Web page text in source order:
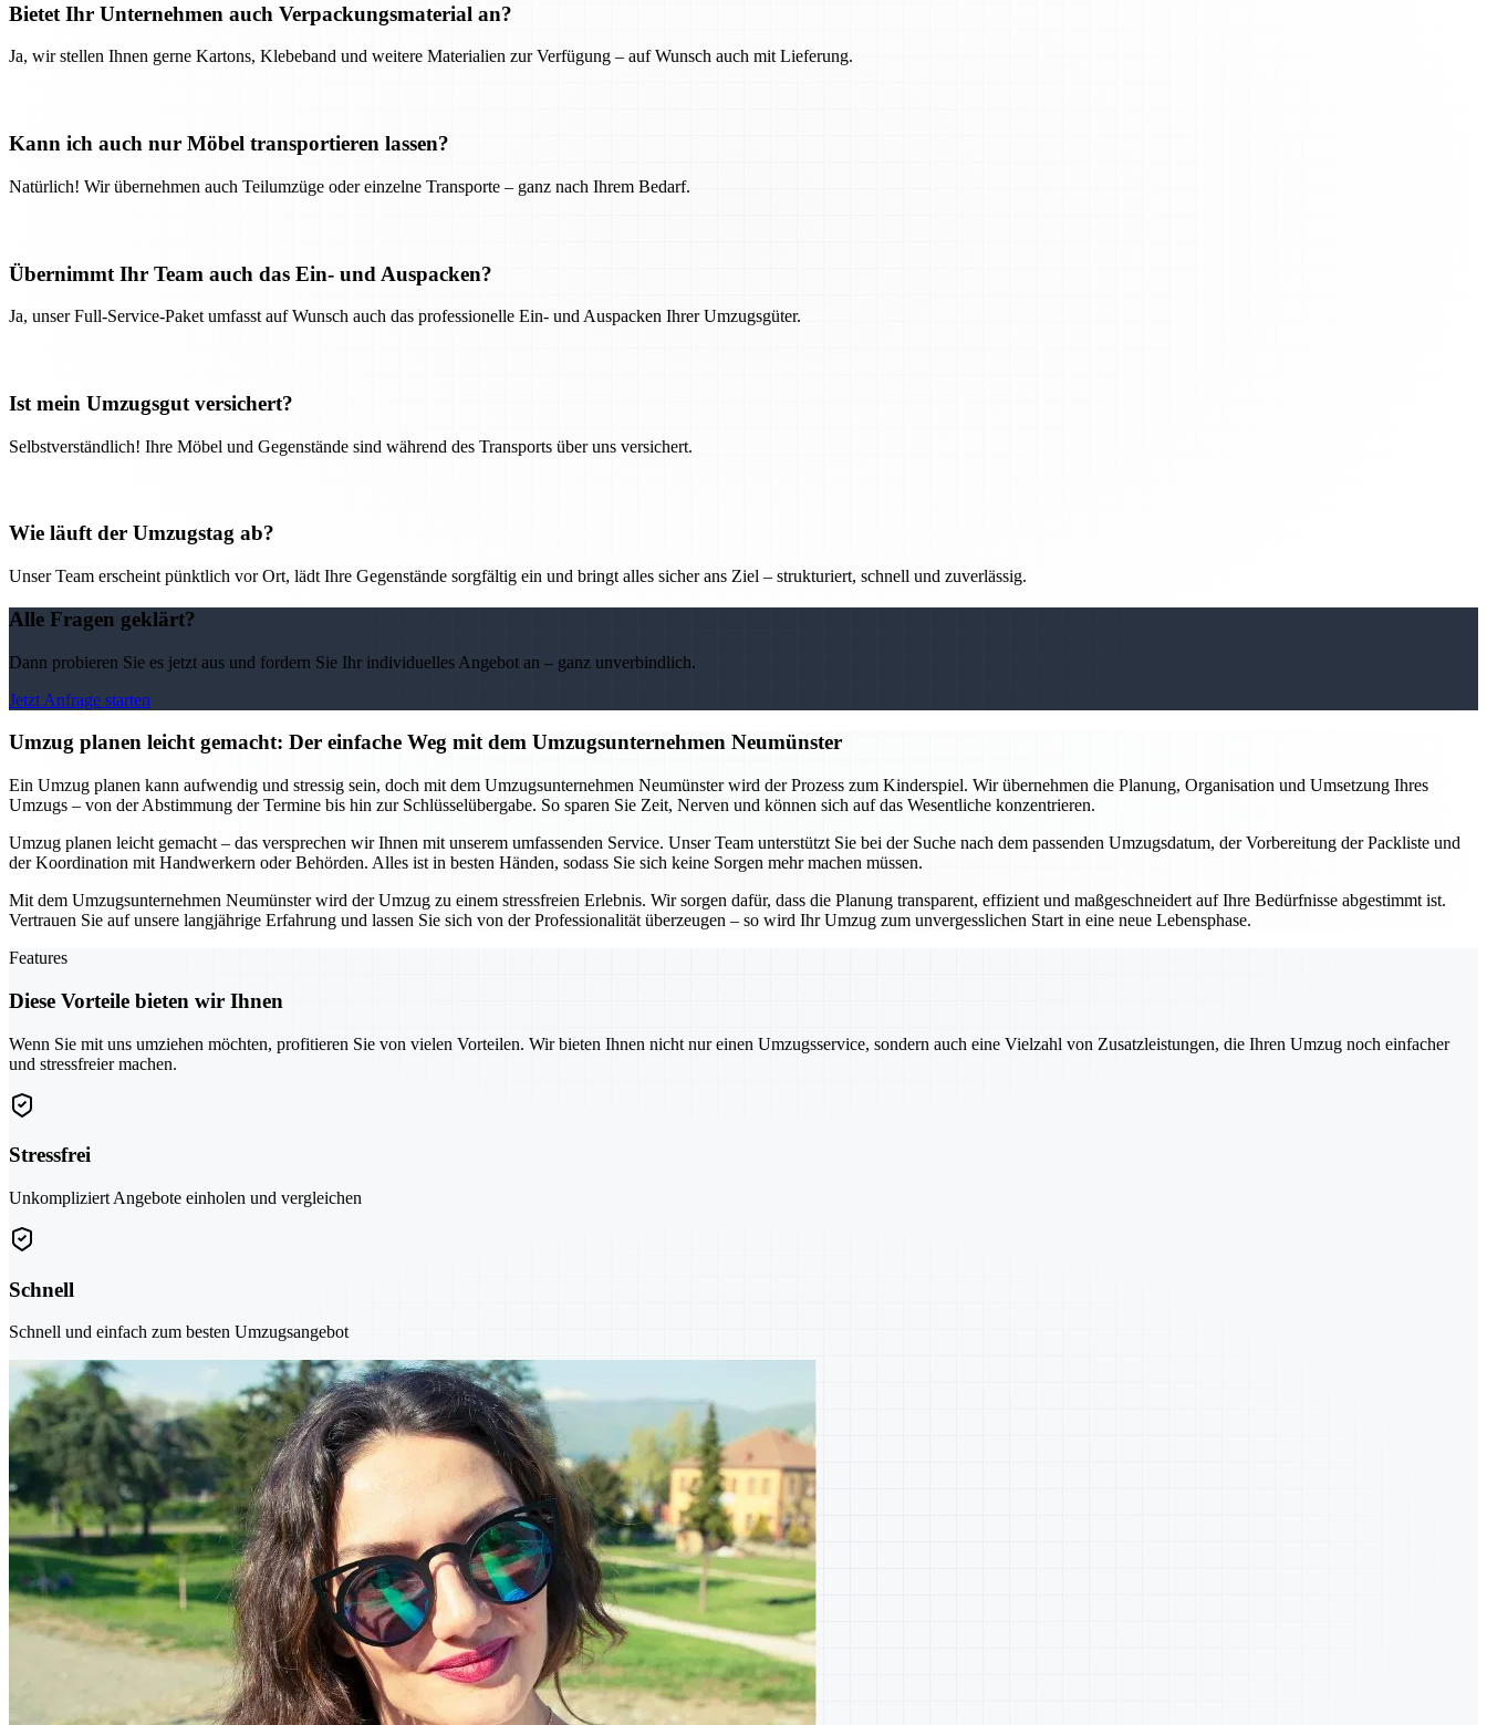
Bietet Ihr Unternehmen auch Verpackungsmaterial an?
Ja, wir stellen Ihnen gerne Kartons, Klebeband und weitere Materialien zur Verfügung – auf Wunsch auch mit Lieferung.
Kann ich auch nur Möbel transportieren lassen?
Natürlich! Wir übernehmen auch Teilumzüge oder einzelne Transporte – ganz nach Ihrem Bedarf.
Übernimmt Ihr Team auch das Ein- und Auspacken?
Ja, unser Full-Service-Paket umfasst auf Wunsch auch das professionelle Ein- und Auspacken Ihrer Umzugsgüter.
Ist mein Umzugsgut versichert?
Selbstverständlich! Ihre Möbel und Gegenstände sind während des Transports über uns versichert.
Wie läuft der Umzugstag ab?
Unser Team erscheint pünktlich vor Ort, lädt Ihre Gegenstände sorgfältig ein und bringt alles sicher ans Ziel – strukturiert, schnell und zuverlässig.
Alle Fragen geklärt?
Dann probieren Sie es jetzt aus und fordern Sie Ihr individuelles Angebot an – ganz unverbindlich.
Jetzt Anfrage starten
Umzug planen leicht gemacht: Der einfache Weg mit dem Umzugsunternehmen Neumünster
Ein Umzug planen kann aufwendig und stressig sein, doch mit dem Umzugsunternehmen Neumünster wird der Prozess zum Kinderspiel. Wir übernehmen die Planung, Organisation und Umsetzung Ihres
Umzugs – von der Abstimmung der Termine bis hin zur Schlüsselübergabe. So sparen Sie Zeit, Nerven und können sich auf das Wesentliche konzentrieren.
Umzug planen leicht gemacht – das versprechen wir Ihnen mit unserem umfassenden Service. Unser Team unterstützt Sie bei der Suche nach dem passenden Umzugsdatum, der Vorbereitung der Packliste und
der Koordination mit Handwerkern oder Behörden. Alles ist in besten Händen, sodass Sie sich keine Sorgen mehr machen müssen.
Mit dem Umzugsunternehmen Neumünster wird der Umzug zu einem stressfreien Erlebnis. Wir sorgen dafür, dass die Planung transparent, effizient und maßgeschneidert auf Ihre Bedürfnisse abgestimmt ist.
Vertrauen Sie auf unsere langjährige Erfahrung und lassen Sie sich von der Professionalität überzeugen – so wird Ihr Umzug zum unvergesslichen Start in eine neue Lebensphase.
Features
Diese Vorteile bieten wir Ihnen
Wenn Sie mit uns umziehen möchten, profitieren Sie von vielen Vorteilen. Wir bieten Ihnen nicht nur einen Umzugsservice, sondern auch eine Vielzahl von Zusatzleistungen, die Ihren Umzug noch einfacher
und stressfreier machen.
Stressfrei
Unkompliziert Angebote einholen und vergleichen
Schnell
Schnell und einfach zum besten Umzugsangebot